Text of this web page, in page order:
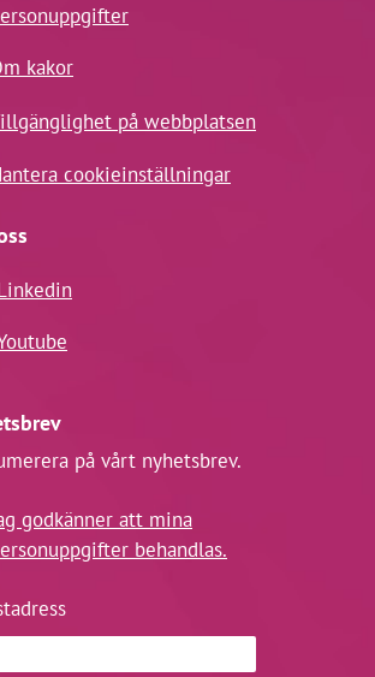
kakor
på webbplatsen
cookieinställningar
på vårt nyhetsbrev.
godkänner att mina
behandlas.